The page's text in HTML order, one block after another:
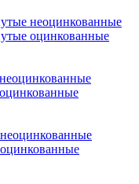
неоцинкованные
оцинкованные